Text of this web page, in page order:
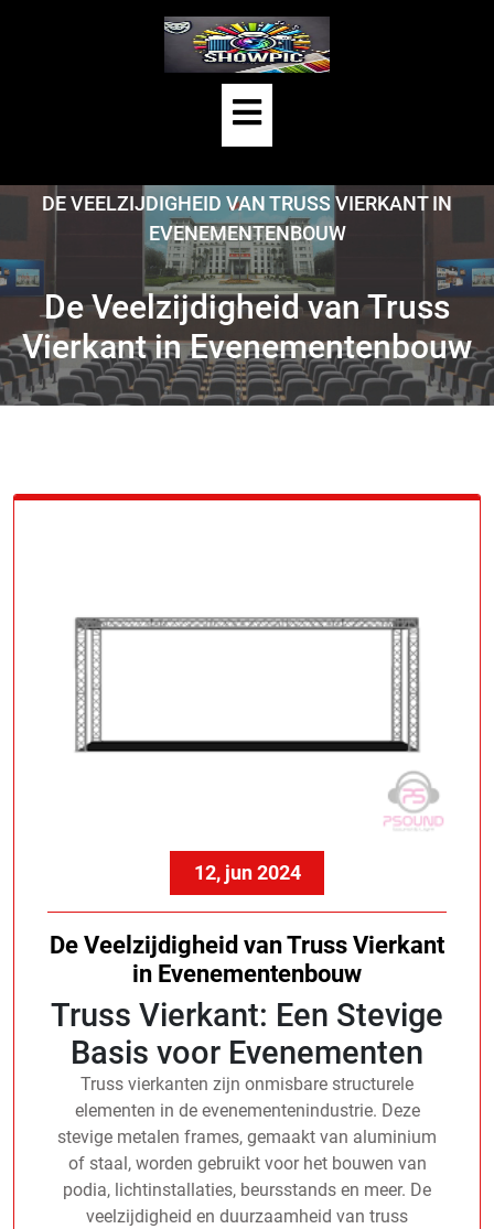
Open
Button
DE VEELZIJDIGHEID VAN TRUSS VIERKANT IN
EVENEMENTENBOUW
De Veelzijdigheid van Truss
Vierkant in Evenementenbouw
12, jun 2024
De Veelzijdigheid van Truss Vierkant
in Evenementenbouw
Truss Vierkant: Een Stevige
Basis voor Evenementen
Truss vierkanten zijn onmisbare structurele
elementen in de evenementenindustrie. Deze
stevige metalen frames, gemaakt van aluminium
of staal, worden gebruikt voor het bouwen van
podia, lichtinstallaties, beursstands en meer. De
veelzijdigheid en duurzaamheid van truss